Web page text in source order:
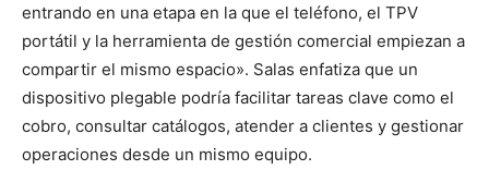
entrando en una etapa en la que el teléfono, el TPV
portátil y la herramienta de gestión comercial empiezan a
compartir el mismo espacio». Salas enfatiza que un
dispositivo plegable podría facilitar tareas clave como el
cobro, consultar catálogos, atender a clientes y gestionar
operaciones desde un mismo equipo.